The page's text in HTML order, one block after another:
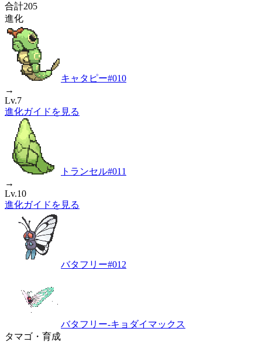
合計205
進化
キャタピー#010
→
Lv.7
進化ガイドを見る
トランセル#011
→
Lv.10
進化ガイドを見る
バタフリー#012
バタフリー-キョダイマックス
タマゴ・育成